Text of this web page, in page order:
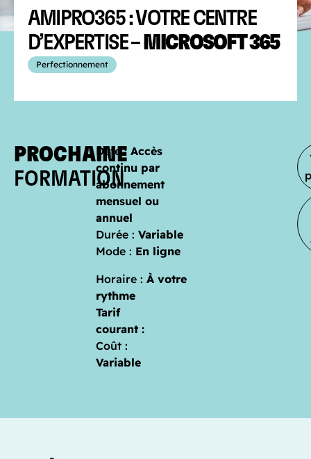
AMIPRO365 : VOTRE CENTRE
D’EXPERTISE – MICROSOFT 365
Perfectionnement
PROCHAINE
FORMATION
Date : Accès
continu par
abonnement
mensuel ou
annuel
Durée : Variable
Mode : En ligne
Horaire : À votre
rythme
Tarif
courant :
Coût :
Variable